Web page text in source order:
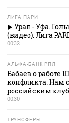
ЛИГА ПАРИ
Урал - Уфа.
(видео). Лига
00:32
АЛЬФА-БАНК РПЛ
Бабаев о работе
конфликта. Нам
российским
00:30
ТРАНСФЕРЫ